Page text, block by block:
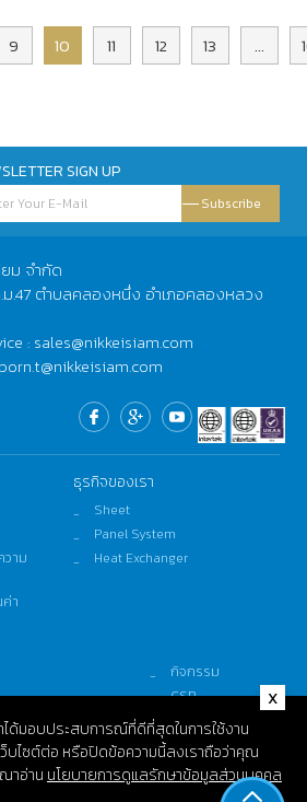
9 10 11 12 13 ...
SIGN UP
Subscribe
ม จำกัด
.47 ตำบลคลองหนึ่ง อำเภอคลองหลวง
: sales@nikkeisiam.com
วาม
า
ธุรกิจของเรา
Sheet
Panel System
Heat Exchanger
กิจกรรม
CSR
ความยั่งยืน
ติดต่อและร้องเรียน
าได้มอบประสบการณ์ที่ดีที่สุดในการใช้งาน
ว็บไซต์ต่อ หรือปิดข้อความนี้ลงเราถือว่าคุณ
าอ่าน นโยบายการดูแลรักษาข้อมูลส่วนบุคคล